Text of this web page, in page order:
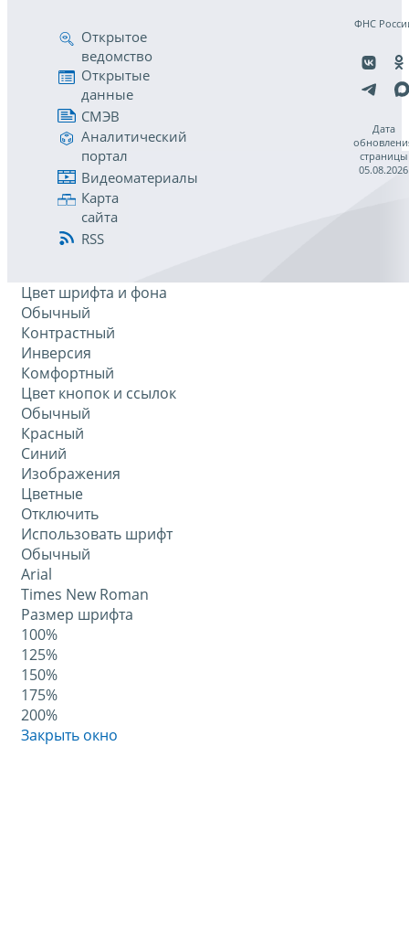
Открытое
ведомство
Открытые
данные
СМЭВ
Аналитический
портал
Видеоматериалы
Карта
сайта
RSS
ФНС
Дата
страницы
05.08.2026
Цвет шрифта и фона
Обычный
Контрастный
Инверсия
Комфортный
Цвет кнопок и ссылок
Обычный
Красный
Синий
Изображения
Цветные
Отключить
Использовать шрифт
Обычный
Arial
Times New Roman
Размер шрифта
100%
125%
150%
175%
200%
Закрыть окно